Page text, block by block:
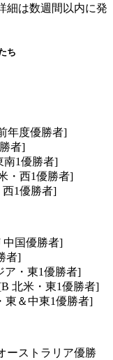
細は数週間以内に発
ち
年度優勝者]
者]
南1優勝者]
・西1優勝者]
西1優勝者]
中国優勝者]
者]
ア・東1優勝者]
北米・東1優勝者]
東＆中東1優勝者]
ーストラリア優勝